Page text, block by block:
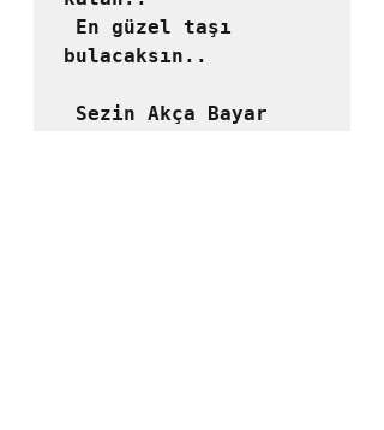
bulacaksın..
Sezin Akça Bayar